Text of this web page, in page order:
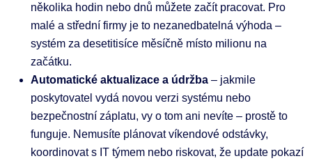
několika hodin nebo dnů můžete začít pracovat. Pro
malé a střední firmy je to nezanedbatelná výhoda –
systém za desetitisíce měsíčně místo milionu na
začátku.
Automatické aktualizace a údržba – jakmile
poskytovatel vydá novou verzi systému nebo
bezpečnostní záplatu, vy o tom ani nevíte – prostě to
funguje. Nemusíte plánovat víkendové odstávky,
koordinovat s IT týmem nebo riskovat, že update pokazí